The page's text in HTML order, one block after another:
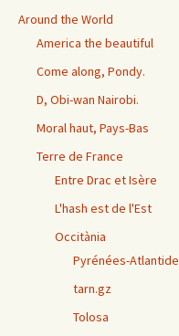
Around the World
America the beautiful
Come along, Pondy.
D, Obi-wan Nairobi.
Moral haut, Pays-Bas
Terre de France
Entre Drac et Isère
L'hash est de l'Est
Occitània
Pyrénées-Atlantide
tarn.gz
Tolosa